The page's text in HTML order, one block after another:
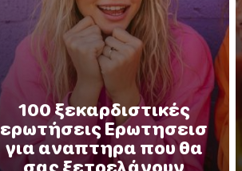
100 ξεκαρδιστικές
ερωτήσεις Ερωτησεισ
για αναπτηρα που θα
σας ξετρελάνουν